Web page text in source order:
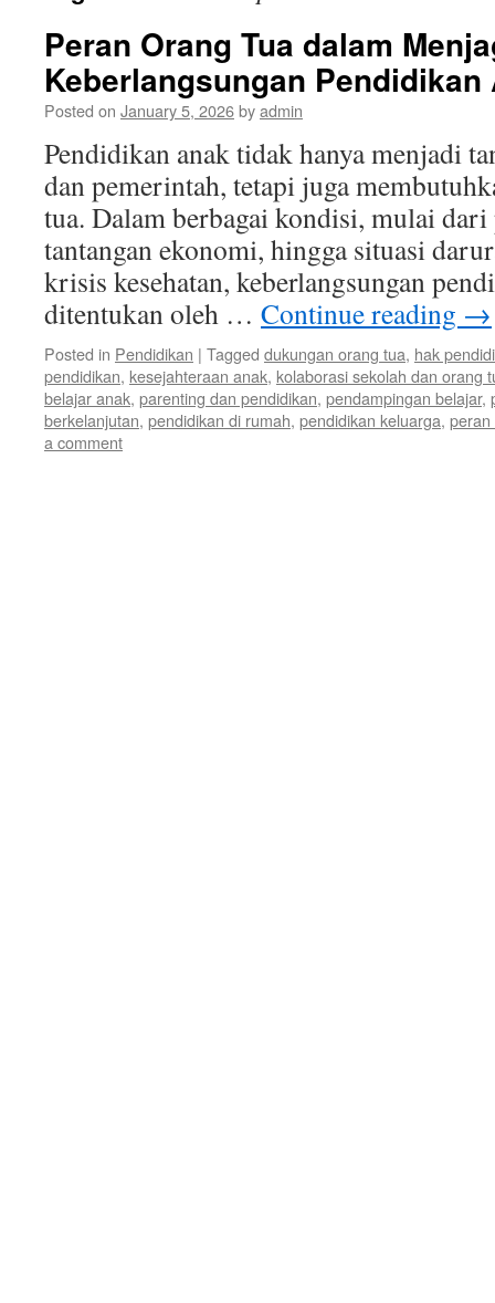
Peran Orang Tua dalam
Keberlangsungan Pendidikan
Posted on January 5, 2026byadmin
Pendidikan anak tidak hanya menjadi
dan pemerintah, tetapi juga
tua. Dalam berbagai kondisi, mulai dari
tantangan ekonomi, hingga situasi
krisis kesehatan, keberlangsungan
ditentukan oleh … Continue reading →
Posted in Pendidikan | Tagged dukungan orang tua, hak
pendidikan, kesejahteraan anak, kolaborasi sekolah dan orang
belajar anak, parenting dan pendidikan, pendampingan belajar,
berkelanjutan, pendidikan di rumah, pendidikan keluarga, peran
a comment